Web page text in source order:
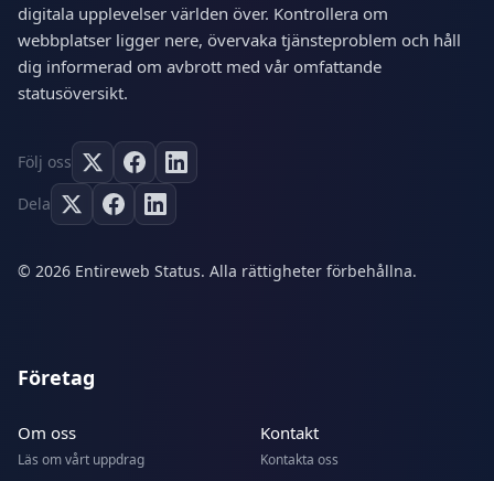
digitala upplevelser världen över. Kontrollera om
webbplatser ligger nere, övervaka tjänsteproblem och håll
dig informerad om avbrott med vår omfattande
statusöversikt.
Följ oss
Dela
© 2026 Entireweb Status. Alla rättigheter förbehållna.
Företag
Om oss
Läs om vårt uppdrag
Kontakt
Kontakta oss